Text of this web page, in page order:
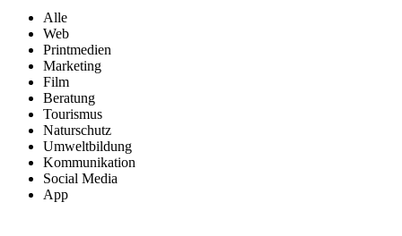
Alle
Web
Printmedien
Marketing
Film
Beratung
Tourismus
Naturschutz
Umweltbildung
Kommunikation
Social Media
App